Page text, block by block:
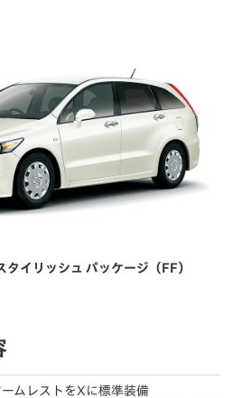
タイリッシュ パッケージ（FF）
ムレストをXに標準装備